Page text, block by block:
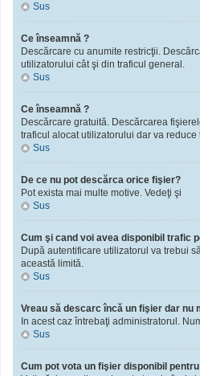
Sus
Ce înseamnă ?
Descărcare cu anumite restricţii.
utilizatorului cât şi din traficul general.
Sus
Ce înseamnă ?
Descărcare gratuită. Descărcarea
traficul alocat utilizatorului dar va reduce
Sus
De ce nu pot descărca orice fişier?
Pot exista mai multe motive. Vedeţi şi
Sus
Cum şi cand voi avea disponibil trafic
După autentificare utilizatorul va trebui
această limită.
Sus
Vreau să descarc încă un fişier dar nu
In acest caz întrebaţi administratorul.
Sus
Cum pot vota un fişier disponibil